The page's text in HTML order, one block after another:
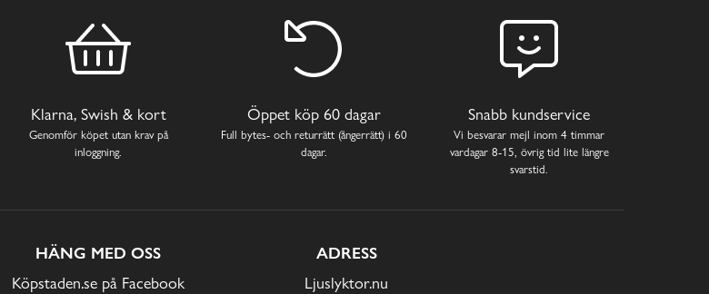
Klarna, Swish & kort
Genomför köpet utan krav på
inloggning.
Öppet köp 60 dagar
Full bytes- och returrätt (ångerrätt) i 60
dagar.
Snabb kundservice
Vi besvarar mejl inom 4 timmar
vardagar 8-15, övrig tid lite längre
svarstid.
HÄNG MED OSS
Köpstaden.se på Facebook
ADRESS
Ljuslyktor.nu